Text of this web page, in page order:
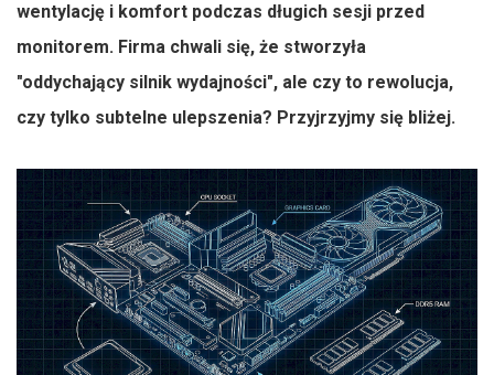
wentylację i komfort podczas długich sesji przed
monitorem. Firma chwali się, że stworzyła
"oddychający silnik wydajności", ale czy to rewolucja,
czy tylko subtelne ulepszenia? Przyjrzyjmy się bliżej.